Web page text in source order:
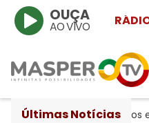
OUÇA
AO VIVO
Últimas Notícias
históricos e desafios